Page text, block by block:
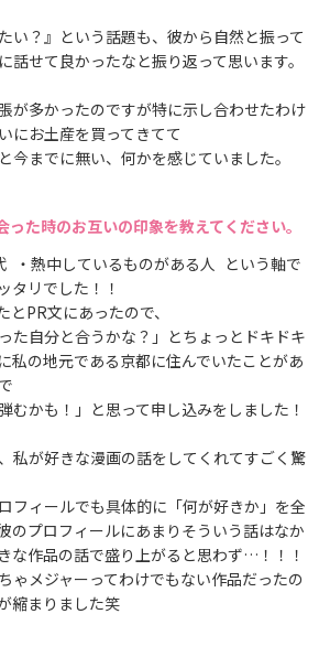
い？』という話題も、彼から自然と振って
話せて良かったなと振り返って思います。
が多かったのですが特に示し合わせたわけ
にお土産を買ってきてて
今までに無い、何かを感じていました。
った時のお互いの印象を教えてください。
・熱中しているものがある人 という軸で
タリでした！！
PR文にあったので、
た自分と合うかな？」とちょっとドキドキ
私の地元である京都に住んでいたことがあ
むかも！」と思って申し込みをしました！
私が好きな漫画の話をしてくれてすごく驚
フィールでも具体的に「何が好きか」を全
のプロフィールにあまりそういう話はなか
な作品の話で盛り上がると思わず…！！！
ゃメジャーってわけでもない作品だったの
縮まりました笑